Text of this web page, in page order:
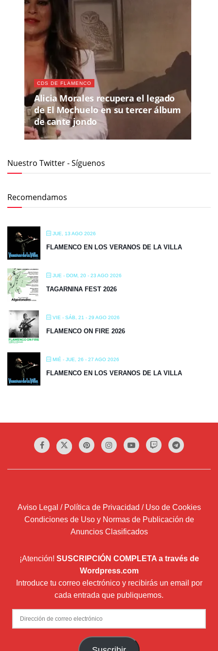
CDS DE FLAMENCO
Alicia Morales recupera el legado
de El Mochuelo en su tercer álbum
de cante jondo
Nuestro Twitter - Síguenos
Recomendamos
JUE, 13 AGO 2026
FLAMENCO EN LOS VERANOS DE LA VILLA
JUE - DOM, 20 - 23 AGO 2026
TAGARNINA FEST 2026
VIE - SÁB, 21 - 29 AGO 2026
FLAMENCO ON FIRE 2026
MIÉ - JUE, 26 - 27 AGO 2026
FLAMENCO EN LOS VERANOS DE LA VILLA
Aviso Legal / Política de Privacidad / Uso de Cookies
Condiciones de Uso y Normas de Publicación de
Anuncios Clasificados
¡Atención! SUSCRIPCIÓN COMPLETA a través de
Wordpress.com
Introduce tu correo electrónico y recibirás un email por
cada entrada que publiquemos.
Dirección
de